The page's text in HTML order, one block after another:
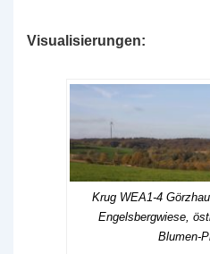
Visualisierungen:
Krug WEA1-4
Engelsbergwiese,
Blumen-